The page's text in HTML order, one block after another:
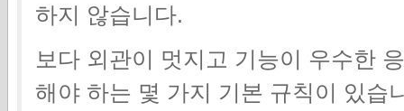
하지 않습니다.
보다 외관이 멋지고 기능이 우수한
해야 하는 몇 가지 기본 규칙이 있습